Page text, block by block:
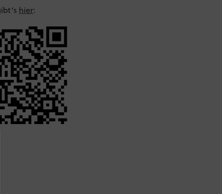
hier: